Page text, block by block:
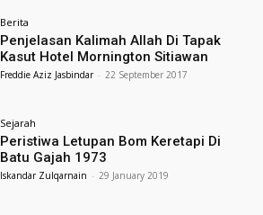
Berita
Penjelasan Kalimah Allah Di Tapak
Kasut Hotel Mornington Sitiawan
Freddie Aziz Jasbindar - 22 September 2017
Sejarah
Peristiwa Letupan Bom Keretapi Di
Batu Gajah 1973
Iskandar Zulqarnain - 29 January 2019